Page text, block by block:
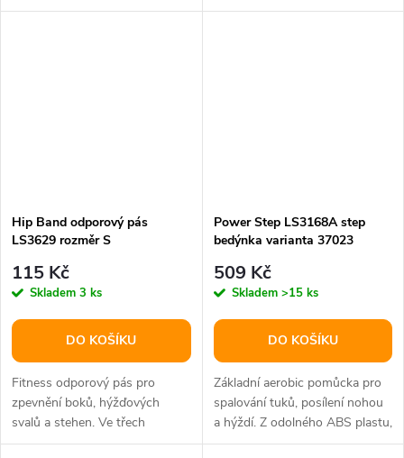
naplněný pískem.
Hip Band odporový pás
LS3629 rozměr S
115 Kč
Skladem 3 ks
DO KOŠÍKU
Fitness odporový pás pro
zpevnění boků, hýžďových
svalů a stehen. Ve třech
různých velikostech S, M, L.
Power Step LS3168A step
bedýnka varianta 37023
509 Kč
Skladem >15 ks
DO KOŠÍKU
Základní aerobic pomůcka pro
spalování tuků, posílení nohou
a hýždí. Z odolného ABS plastu,
rozměr 66 x 27 cm,...